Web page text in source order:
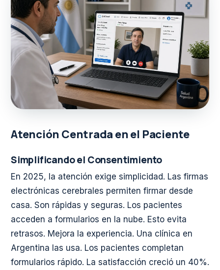
Atención Centrada en el Paciente
Simplificando el Consentimiento
En 2025, la atención exige simplicidad. Las firmas
electrónicas cerebrales permiten firmar desde
casa. Son rápidas y seguras. Los pacientes
acceden a formularios en la nube. Esto evita
retrasos. Mejora la experiencia. Una clínica en
Argentina las usa. Los pacientes completan
formularios rápido. La satisfacción creció un 40%.